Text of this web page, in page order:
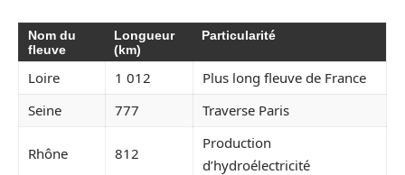
Nom du
fleuve
Longueur
(km)
Particularité
Loire 1 012
Plus long fleuve de France
Seine
777 Traverse Paris
Rhône 812
Production
d’hydroélectricité